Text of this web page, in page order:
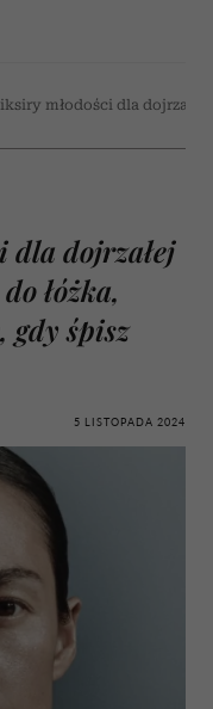
młodości dla
dla dojrzałej
łóżka,
gdy śpisz
5 LISTOPADA 2024